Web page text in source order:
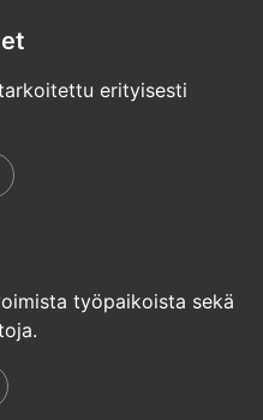
erityisesti
työpaikoista sekä